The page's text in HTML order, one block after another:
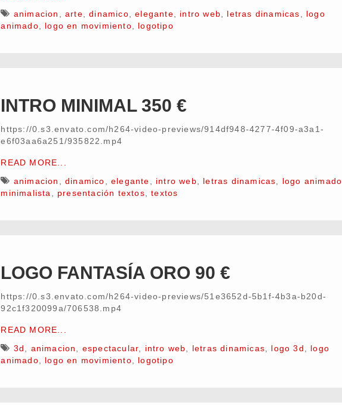
animacion
arte ,dinamico ,elegante intro web letras dinamicas
logo
animado
logo en movimiento logotipo
INTRO MINIMAL 350 €
https://0.s3.envato.com/h264-video-previews/914df948-4277-4f09-a3a1-
e6f03aa6a251/935822.mp4
READ MORE...
animacion , dinamico,elegante, intro web, letras dinamicas, logo animado
minimalista, presentación textos,textos
LOGO FANTASÍA ORO 90 €
https://0.s3.envato.com/h264-video-previews/51e3652d-5b1f-4b3a-b20d-
92c1f320099a/706538.mp4
READ MORE...
3d, animacion, espectacular, intro web, letras dinamicas, logo 3d, logo
animado, logo en movimiento, logotipo